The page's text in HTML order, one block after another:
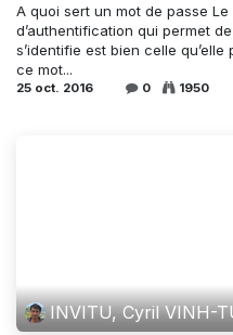
A quoi sert un mot de passe
d’authentification qui permet
s’identifie est bien celle
ce mot...
25 oct. 2016 0 1950
INVITU, Cyril VINH-